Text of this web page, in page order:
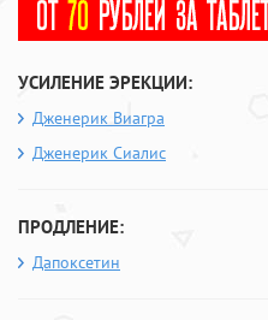
УСИЛЕНИЕ ЭРЕКЦИИ:
Дженерик Виагра
Дженерик Сиалис
ПРОДЛЕНИЕ:
Дапоксетин